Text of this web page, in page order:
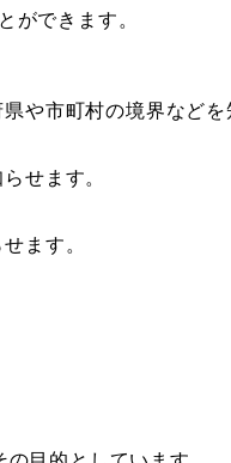
できます。
や市町村の境界などを
せます。
ます。